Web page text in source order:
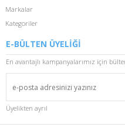
Markalar
Kategoriler
E-BÜLTEN ÜYELİĞİ
En avantajlı kampanyalarımız için
Üyelikten ayrıl